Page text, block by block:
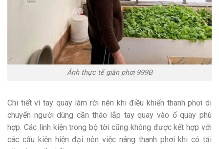
Ảnh thực tế giàn phơi 999B
Chi tiết vì tay quay làm rời nên khi điều khiển thanh phơi di
chuyển người dùng cần tháo lắp tay quay vào ổ quay phù
hợp. Các linh kiện trong bộ tời cũng không được kết hợp với
các cấu kiện hiện đại nên việc nâng thanh phơi khi có tải